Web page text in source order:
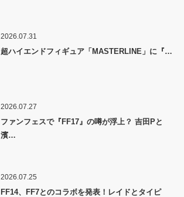
2026.07.31
超ハイエンドフィギュア「MASTERLINE」に『…
2026.07.27
ファンフェスで『FF17』の噂が浮上？ 吉田Pと
濱…
2026.07.25
FF14、FF7とのコラボを発表！レイドとタイピ